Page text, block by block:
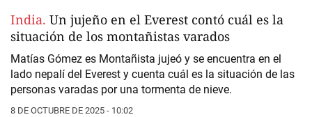
India. Un jujeño en el Everest contó cuál es la
situación de los montañistas varados
Matías Gómez es Montañista jujeó y se encuentra en el
lado nepalí del Everest y cuenta cuál es la situación de las
personas varadas por una tormenta de nieve.
8 DE OCTUBRE DE 2025 - 10:02